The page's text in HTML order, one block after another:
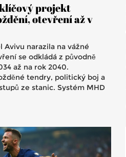
projekt
otevření až v
Avivu narazila na vážné
se odkládá z původně
až na rok 2040.
tendry, politický boj a
ze stanic. Systém MHD